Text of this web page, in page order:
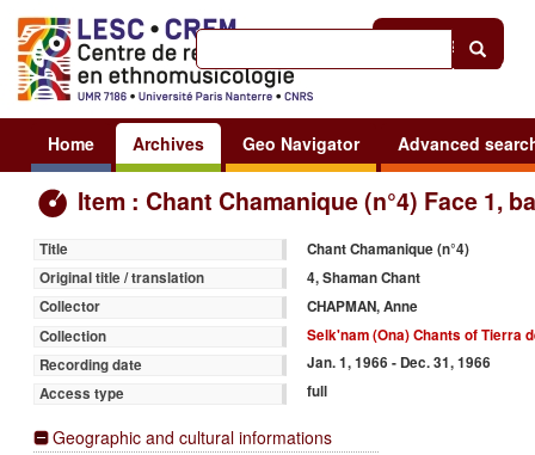
Sign in
Home Archives Geo Navigator Advanced
Item : Chant Chamanique (n°4) Face 1,
Title
Chant Chamanique (n°4)
Original title / translation
4, Shaman Chant
Collector
CHAPMAN, Anne
Collection
Selk'nam (Ona) Chants of Tierra
Recording date
Jan. 1, 1966 - Dec. 31, 1966
Access type
full
Geographic and cultural informations